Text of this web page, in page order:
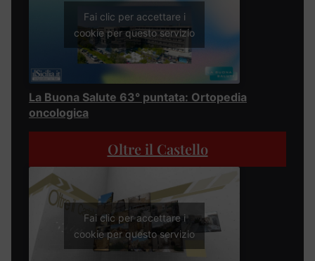
Fai clic per accettare i
cookie per questo servizio
La Buona Salute 63° puntata: Ortopedia
oncologica
Oltre il Castello
Fai clic per accettare i
cookie per questo servizio